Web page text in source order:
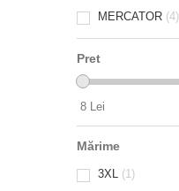
MERCATOR 4
Pret
8 Lei
Mărime
3XL 1